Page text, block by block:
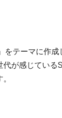
テーマに作
が感じてい